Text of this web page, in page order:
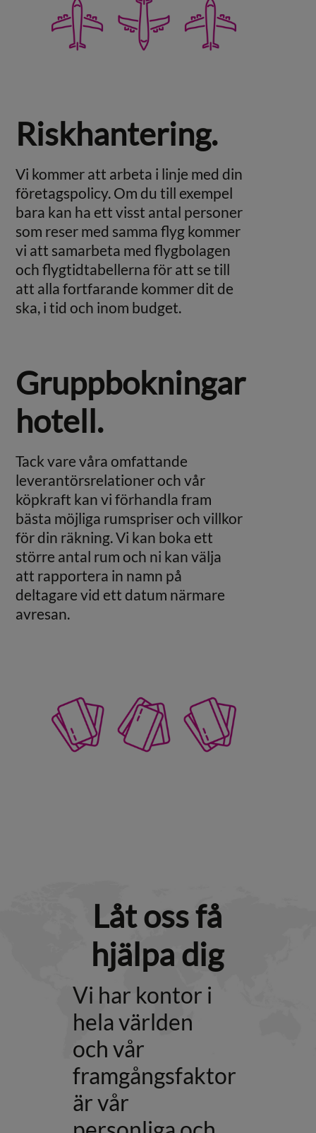
Riskhantering.
Vi kommer att arbeta i linje med din
företagspolicy. Om du till exempel
bara kan ha ett visst antal personer
som reser med samma flyg kommer
vi att samarbeta med flygbolagen
och flygtidtabellerna för att se till
att alla fortfarande kommer dit de
ska, i tid och inom budget.
Gruppbokningar
hotell.
Tack vare våra omfattande
leverantörsrelationer och vår
köpkraft kan vi förhandla fram
bästa möjliga rumspriser och villkor
för din räkning. Vi kan boka ett
större antal rum och ni kan välja
att rapportera in namn på
deltagare vid ett datum närmare
avresan.
Låt oss få
hjälpa dig
Vi har kontor i
hela världen
och vår
framgångsfaktor
är vår